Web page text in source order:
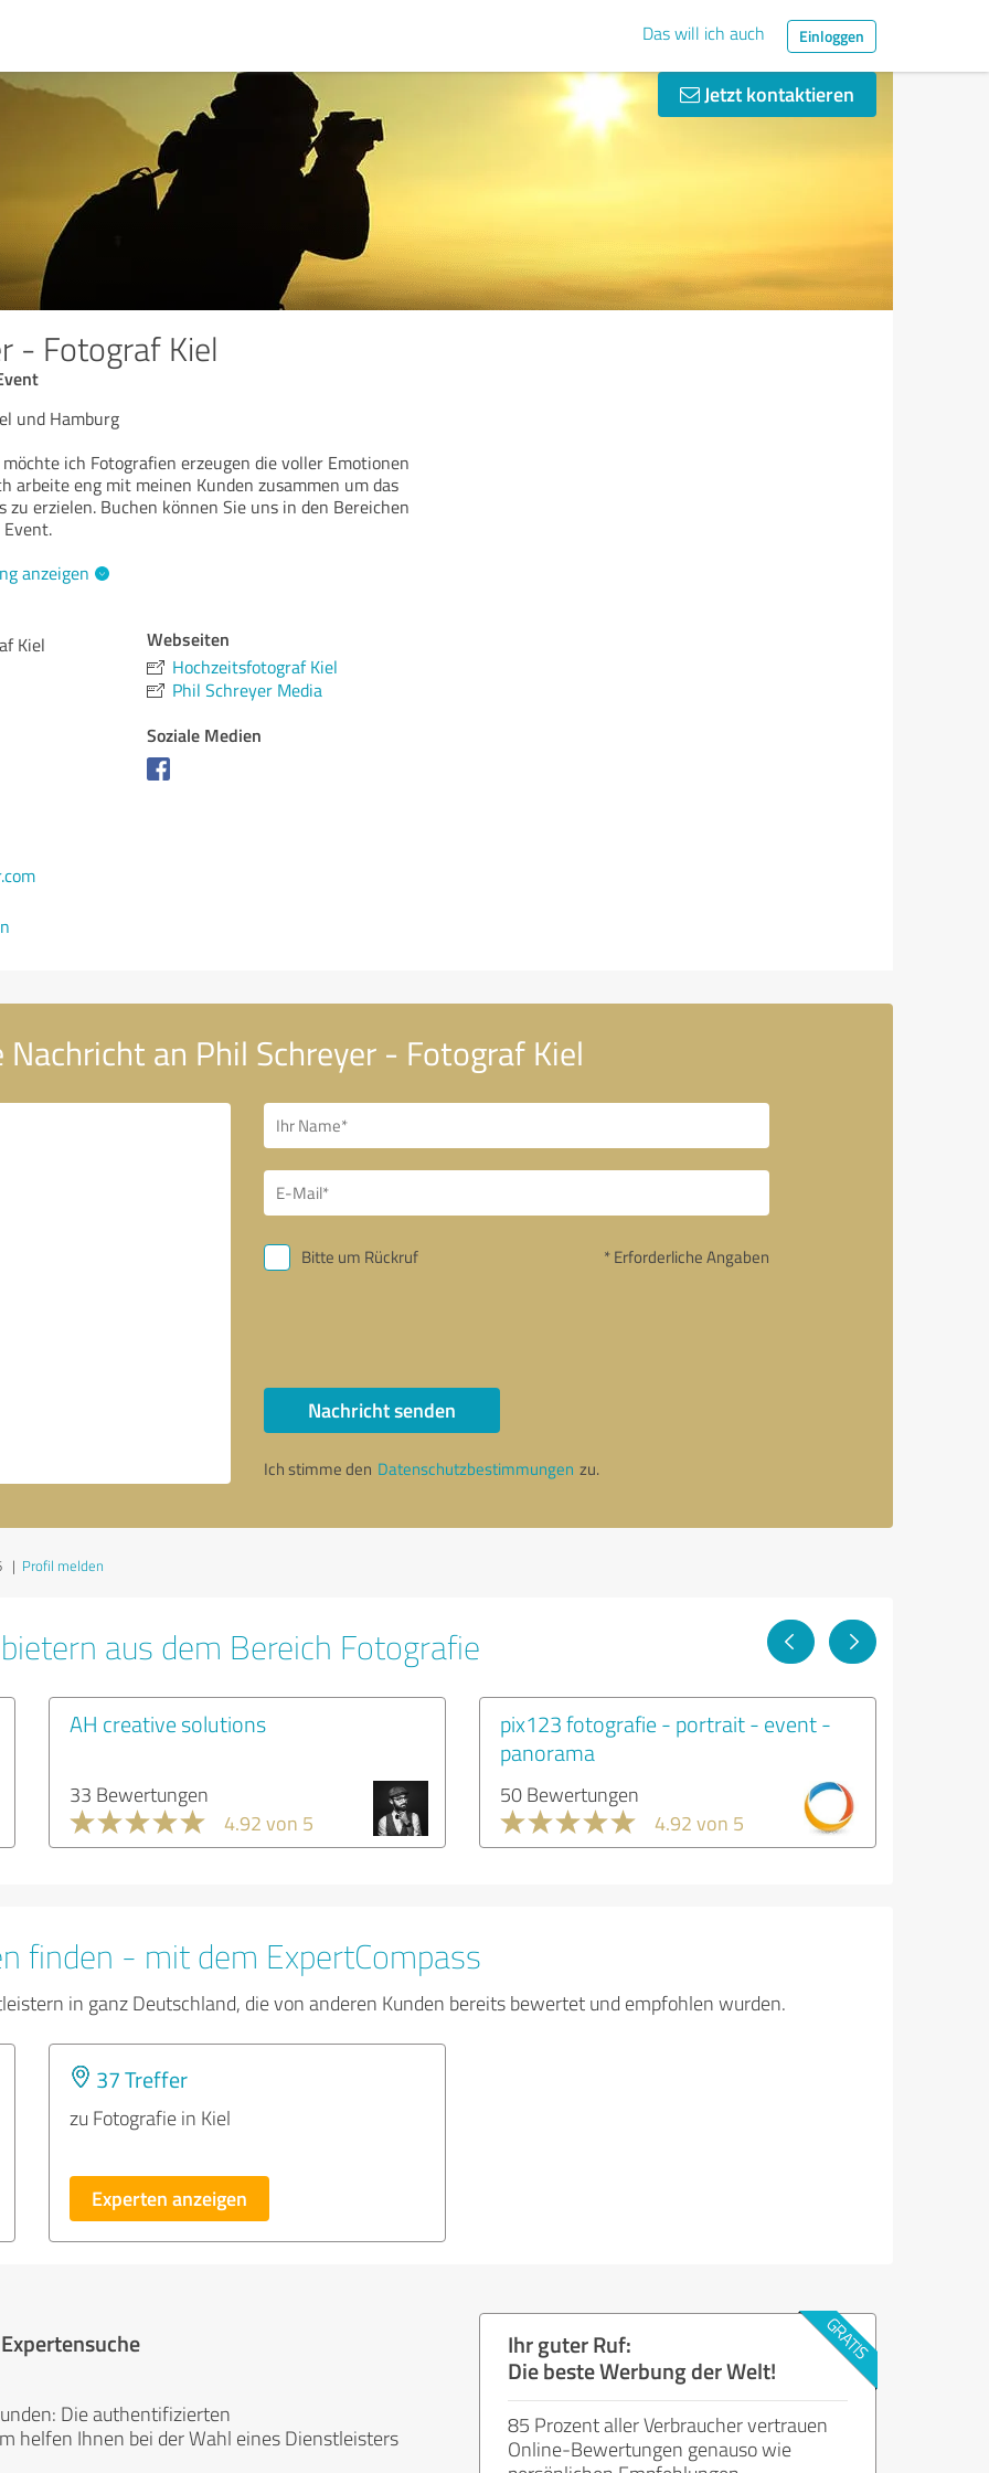
Das will ich auch Einloggen
Jetzt kontaktieren
- Fotograf Kiel
und Hamburg
ich Fotografien erzeugen die voller Emotionen
arbeite eng mit meinen Kunden zusammen um das
zu erzielen. Buchen können Sie uns in den Bereichen
anzeigen
Kiel Webseiten
Hochzeitsfotograf Kiel
Phil Schreyer Media
Soziale Medien
an Phil Schreyer - Fotograf Kiel
Bitte um Rückruf * Erforderliche Angaben
Nachricht senden
Ich stimme den Datenschutzbestimmungen zu.
| Profil melden
aus dem Bereich Fotografie
AH creative solutions
33 Bewertungen
4.92 von 5
pix123 fotografie - portrait - event -
panorama
50 Bewertungen
4.92 von 5
finden - mit dem ExpertCompass
in ganz Deutschland, die von anderen Kunden bereits bewertet und empfohlen wurden.
37 Treffer
zu Fotografie in Kiel
Experten anzeigen
Die authentifizierten
helfen Ihnen bei der Wahl eines Dienstleisters
Ihr guter Ruf:
Die beste Werbung der Welt!
85 Prozent aller Verbraucher vertrauen
Online-Bewertungen genauso wie